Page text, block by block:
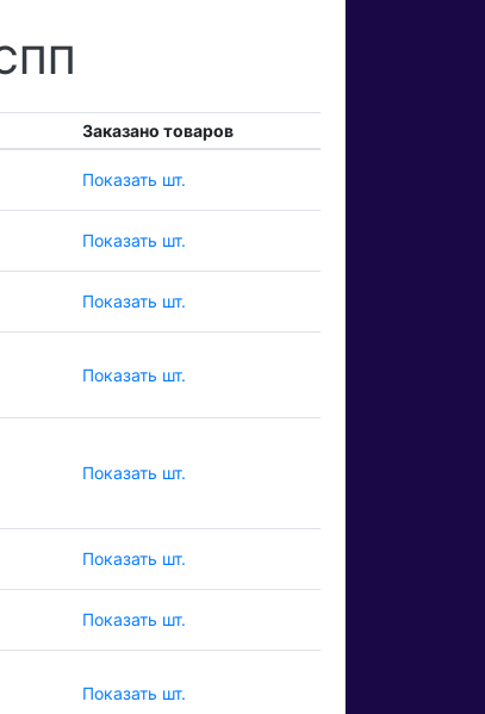
Заказано товаров
Показать шт.
Показать шт.
Показать шт.
Показать шт.
Показать шт.
Показать шт.
Показать шт.
Показать шт.